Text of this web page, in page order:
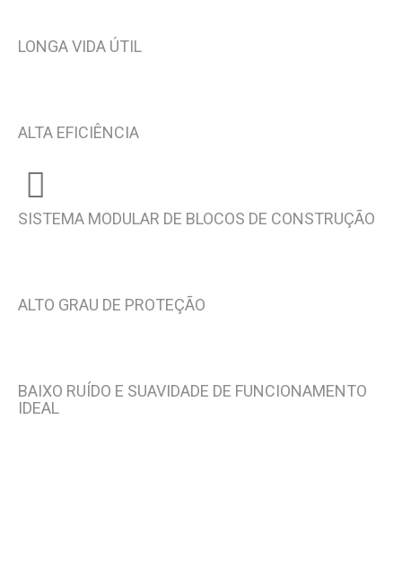
LONGA VIDA ÚTIL
ALTA EFICIÊNCIA
SISTEMA MODULAR DE BLOCOS DE CONSTRUÇÃO
ALTO GRAU DE PROTEÇÃO
BAIXO RUÍDO E SUAVIDADE DE FUNCIONAMENTO
IDEAL